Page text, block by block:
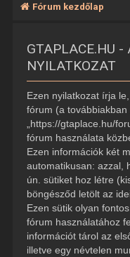
Fórum kezdőlap
GTAPLACE.HU -
NYILATKOZAT
Ezen nyilatkozat írja
fórum (a továbbiakban
„https://gtaplace.hu/
fórum használata
Ezen információk két
automatikusan: azzal,
ún. sütiket hoz létre
böngésződ letölt az
Ezen sütik olyan
fórum használatához
információt tárol az
illetve egy névtelen